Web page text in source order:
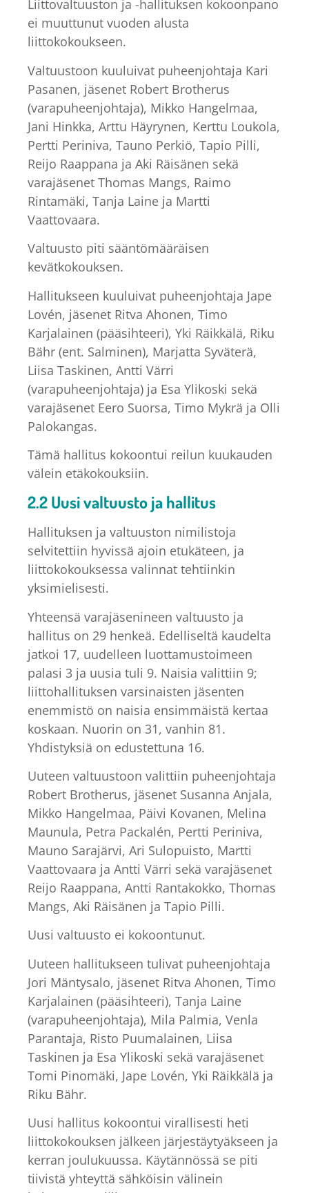
Liittovaltuuston ja -hallituksen kokoonpano
ei muuttunut vuoden alusta
liittokokoukseen.
Valtuustoon kuuluivat puheenjohtaja Kari
Pasanen, jäsenet Robert Brotherus
(varapuheenjohtaja), Mikko Hangelmaa,
Jani Hinkka, Arttu Häyrynen, Kerttu Loukola,
Pertti Periniva, Tauno Perkiö, Tapio Pilli,
Reijo Raappana ja Aki Räisänen sekä
varajäsenet Thomas Mangs, Raimo
Rintamäki, Tanja Laine ja Martti
Vaattovaara.
Valtuusto piti sääntömääräisen
kevätkokouksen.
Hallitukseen kuuluivat puheenjohtaja Jape
Lovén, jäsenet Ritva Ahonen, Timo
Karjalainen (pääsihteeri), Yki Räikkälä, Riku
Bähr (ent. Salminen), Marjatta Syväterä,
Liisa Taskinen, Antti Värri
(varapuheenjohtaja) ja Esa Ylikoski sekä
varajäsenet Eero Suorsa, Timo Mykrä ja Olli
Palokangas.
Tämä hallitus kokoontui reilun kuukauden
välein etäkokouksiin.
2.2 Uusi valtuusto ja hallitus
Hallituksen ja valtuuston nimilistoja
selvitettiin hyvissä ajoin etukäteen, ja
liittokokouksessa valinnat tehtiinkin
yksimielisesti.
Yhteensä varajäsenineen valtuusto ja
hallitus on 29 henkeä. Edelliseltä kaudelta
jatkoi 17, uudelleen luottamustoimeen
palasi 3 ja uusia tuli 9. Naisia valittiin 9;
liittohallituksen varsinaisten jäsenten
enemmistö on naisia ensimmäistä kertaa
koskaan. Nuorin on 31, vanhin 81.
Yhdistyksiä on edustettuna 16.
Uuteen valtuustoon valittiin puheenjohtaja
Robert Brotherus, jäsenet Susanna Anjala,
Mikko Hangelmaa, Päivi Kovanen, Melina
Maunula, Petra Packalén, Pertti Periniva,
Mauno Sarajärvi, Ari Sulopuisto, Martti
Vaattovaara ja Antti Värri sekä varajäsenet
Reijo Raappana, Antti Rantakokko, Thomas
Mangs, Aki Räisänen ja Tapio Pilli.
Uusi valtuusto ei kokoontunut.
Uuteen hallitukseen tulivat puheenjohtaja
Jori Mäntysalo, jäsenet Ritva Ahonen, Timo
Karjalainen (pääsihteeri), Tanja Laine
(varapuheenjohtaja), Mila Palmia, Venla
Parantaja, Risto Puumalainen, Liisa
Taskinen ja Esa Ylikoski sekä varajäsenet
Tomi Pinomäki, Jape Lovén, Yki Räikkälä ja
Riku Bähr.
Uusi hallitus kokoontui virallisesti heti
liittokokouksen jälkeen järjestäytyäkseen ja
kerran joulukuussa. Käytännössä se piti
tiivistä yhteyttä sähköisin välinein